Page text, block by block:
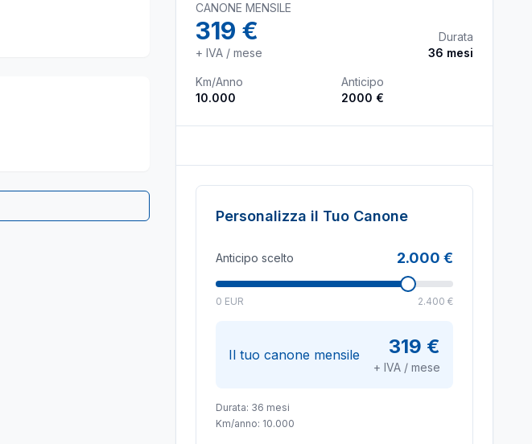
CANONE MENSILE
319 €
+ IVA / mese
Durata
36 mesi
Km/Anno
10.000
Anticipo
2000 €
Personalizza il Tuo Canone
Anticipo scelto 2.000 €
0 EUR 2.400 €
Il tuo canone mensile 319 €
+ IVA / mese
Durata: 36 mesi
Km/anno: 10.000